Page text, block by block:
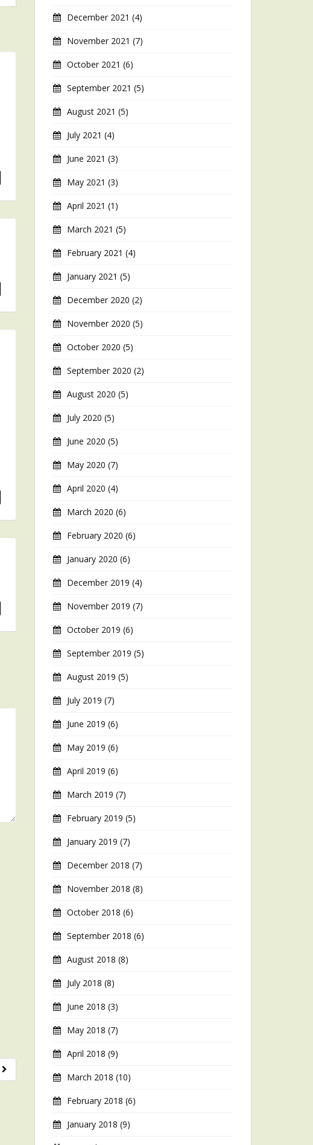
December 2021 (4)
November 2021 (7)
October 2021 (6)
September 2021 (5)
August 2021 (5)
July 2021 (4)
June 2021 (3)
May 2021 (3)
April 2021 (1)
March 2021 (5)
February 2021 (4)
January 2021 (5)
December 2020 (2)
November 2020 (5)
October 2020 (5)
September 2020 (2)
August 2020 (5)
July 2020 (5)
June 2020 (5)
May 2020 (7)
April 2020 (4)
March 2020 (6)
February 2020 (6)
January 2020 (6)
December 2019 (4)
November 2019 (7)
October 2019 (6)
September 2019 (5)
August 2019 (5)
July 2019 (7)
June 2019 (6)
May 2019 (6)
April 2019 (6)
March 2019 (7)
February 2019 (5)
January 2019 (7)
December 2018 (7)
November 2018 (8)
October 2018 (6)
September 2018 (6)
August 2018 (8)
July 2018 (8)
June 2018 (3)
May 2018 (7)
April 2018 (9)
March 2018 (10)
February 2018 (6)
January 2018 (9)